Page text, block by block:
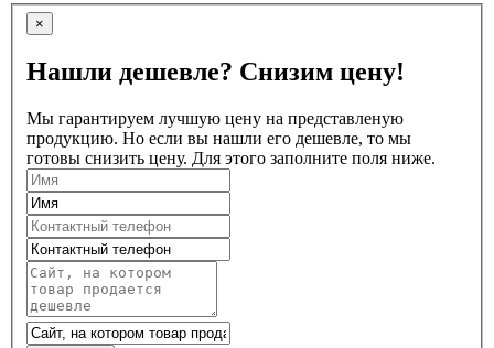
×
Нашли дешевле? Снизим цену!
Мы гарантируем лучшую цену на представленую
продукцию. Но если вы нашли его дешевле, то мы
готовы снизить цену. Для этого заполните поля ниже.